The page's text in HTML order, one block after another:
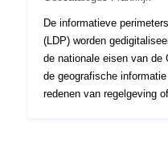
De informatieve
(LDP) worden
de nationale eisen van de
de geografische
redenen van regelgeving